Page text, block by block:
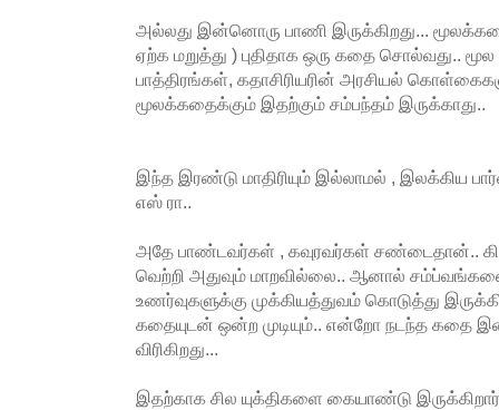
அல்லது இன்னொரு பாணி இருக்கிறது...
ஏற்க மறுத்து ) புதிதாக ஒரு கதை சொல்வது..
பாத்திரங்கள், கதாசிரியரின் அரசியல்
மூலக்கதைக்கும் இதற்கும் சம்பந்தம் இருக்காது..
இந்த இரண்டு மாதிரியும் இல்லாமல் , இலக்கிய
எஸ் ரா..
அதே பாண்டவர்கள் , கவுரவர்கள் சண்டைதான்..
வெற்றி அதுவும் மாறவில்லை.. ஆனால்
உணர்வுகளுக்கு முக்கியத்துவம் கொடுத்து
கதையுடன் ஒன்ற முடியும்.. என்றோ நடந்த கதை
விரிகிறது...
இதற்காக சில யுக்திகளை கையாண்டு